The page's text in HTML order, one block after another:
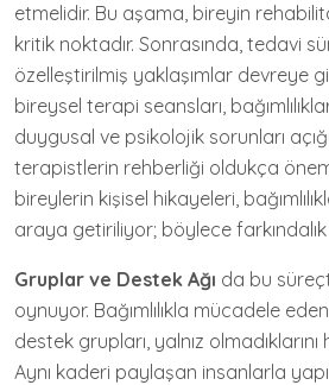
etmelidir. Bu aşama, bireyin
kritik noktadır. Sonrasında, tedavi
özelleştirilmiş yaklaşımlar devreye
bireysel terapi seansları,
duygusal ve psikolojik sorunları
terapistlerin rehberliği oldukça
bireylerin kişisel hikayeleri,
araya getiriliyor; böylece farkındalık
Gruplar ve Destek Ağı da bu
oynuyor. Bağımlılıkla mücadele
destek grupları, yalnız
Aynı kaderi paylaşan insanlarla